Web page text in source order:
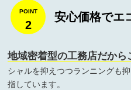
2
安心価格でエ
地域密着型の工務店だか
シャルを抑えつつランニングも
指しています。